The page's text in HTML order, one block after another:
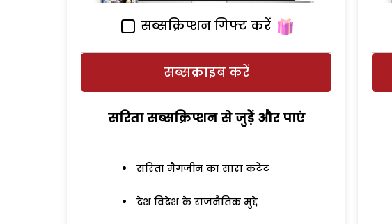
सब्सक्रिप्शन गिफ्ट करें
सब्सक्राइब करें
सरिता सब्सक्रिप्शन से जुड़ेें और पाएं
सरिता मैगजीन का सारा कंटेंट
देश विदेश के राजनैतिक मुद्दे